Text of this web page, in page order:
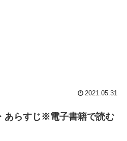
2021.05.31
あらすじ※電子書籍で読む